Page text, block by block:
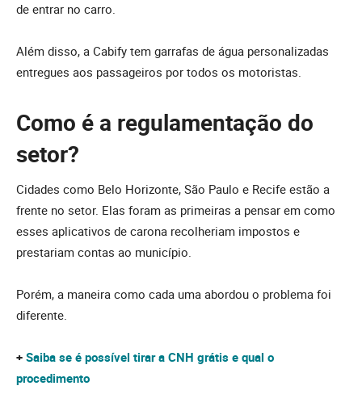
de entrar no carro.
Além disso, a Cabify tem garrafas de água personalizadas
entregues aos passageiros por todos os motoristas.
Como é a regulamentação do
setor?
Cidades como Belo Horizonte, São Paulo e Recife estão a
frente no setor. Elas foram as primeiras a pensar em como
esses aplicativos de carona recolheriam impostos e
prestariam contas ao município.
Porém, a maneira como cada uma abordou o problema foi
diferente.
+ Saiba se é possível tirar a CNH grátis e qual o
procedimento